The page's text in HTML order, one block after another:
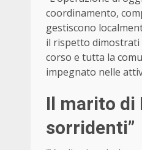
coordinamento,
gestiscono
il rispetto dimostrati
corso e tutta la
impegnato nelle
Il marito di
sorridenti”